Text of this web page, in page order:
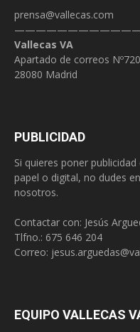
prensa@vallecas.com
Vallecas VA
Apartado de correos
28080 Madrid
PUBLICIDAD
Si quieres poner publicidad
papel o digital, no dudes
nosotros.
Contactar con: Jesús
Tlfno.: 675 646 204
Correo:
EQUIPO VALLECAS